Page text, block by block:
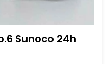
Sunoco 24h